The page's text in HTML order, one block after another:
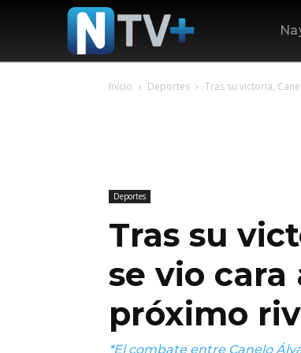
Inicio Deportes Tras su victoria,
Deportes
Tras su
se vio cara
próximo
*El combate entre Canelo